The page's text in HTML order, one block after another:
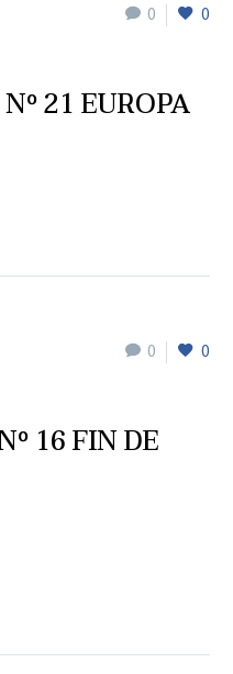
0 0
21 EUROPA
0 0
16 FIN DE